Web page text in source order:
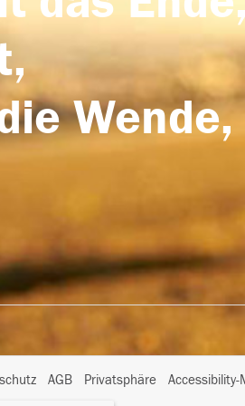
AGB Privatsphäre
I